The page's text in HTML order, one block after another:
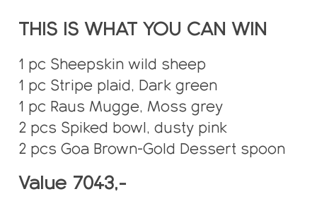
THIS IS WHAT YOU CAN WIN
1 pc Sheepskin wild sheep
1 pc Stripe plaid, Dark green
1 pc Raus Mugge, Moss grey
2 pcs Spiked bowl, dusty pink
2 pcs Goa Brown-Gold Dessert spoon
Value 7043,-